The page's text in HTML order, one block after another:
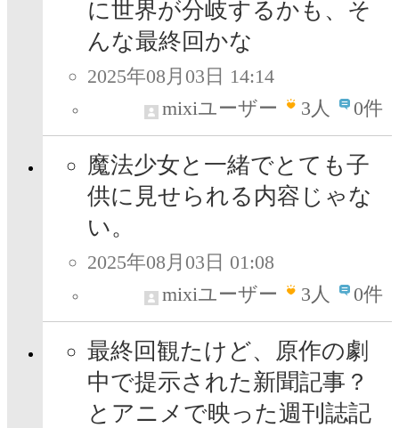
に世界が分岐するかも、そ
んな最終回かな
2025年08月03日 14:14
mixiユーザー
3人 0件
魔法少女と一緒でとても子
供に見せられる内容じゃな
い。
2025年08月03日 01:08
mixiユーザー
3人 0件
最終回観たけど、原作の劇
中で提示された新聞記事？
とアニメで映った週刊誌記